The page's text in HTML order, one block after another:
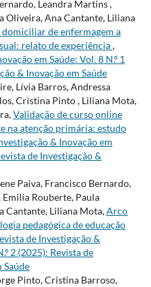
Leandra Martins ,
Oliveira, Ana Cantante, Liliana
de enfermagem a
relato de experiência,
em Saúde: Vol. 8 N.º 1
& Inovação em Saúde
Lívia Barros, Andressa
Cristina Pinto , Liliana Mota,
Validação de curso online
na atenção primária: estudo
& Inovação em
de Investigação &
Paiva, Francisco Bernardo,
Emilia Rouberte, Paula
Cantante, Liliana Mota,Arco
pedagógica de educação
de Investigação &
2 (2025): Revista de
Saúde
Pinto, Cristina Barroso,